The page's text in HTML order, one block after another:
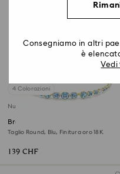
4 Colorazioni
Nuovo
Braccialetto Imber
Taglio Round, Blu, Finitura oro 18K
139 CHF
Consegniamo in altri
è
Vedi